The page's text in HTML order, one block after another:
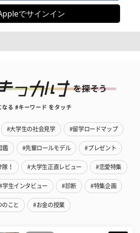
でサインイン
なる #キーワード をタッチ
#大学生の社会見学 #留学ロードマップ
鑑 #先輩ロールモデル #プレゼント
！ #大学生正直レビュー #恋愛特集
学生インタビュー #診断 #特集企画
のこと #お金の授業